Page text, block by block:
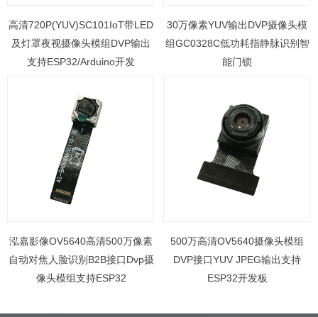
高清720P(YUV)SC101IoT带LED
及灯罩夜视摄像头模组DVP输出
支持ESP32/Arduino开发
30万像素YUV输出DVP摄像头模
组GC0328C低功耗指静脉识别智
能门锁
泓嘉影像OV5640高清500万像素
自动对焦人脸识别B2B接口Dvp摄
像头模组支持ESP32
500万高清OV5640摄像头模组
DVP接口YUV JPEG输出支持
ESP32开发板